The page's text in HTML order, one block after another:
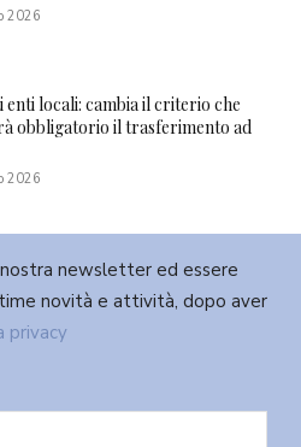
2026
enti locali: cambia il criterio che
obbligatorio il trasferimento ad
2026
newsletter ed essere
novità e attività, dopo aver
privacy